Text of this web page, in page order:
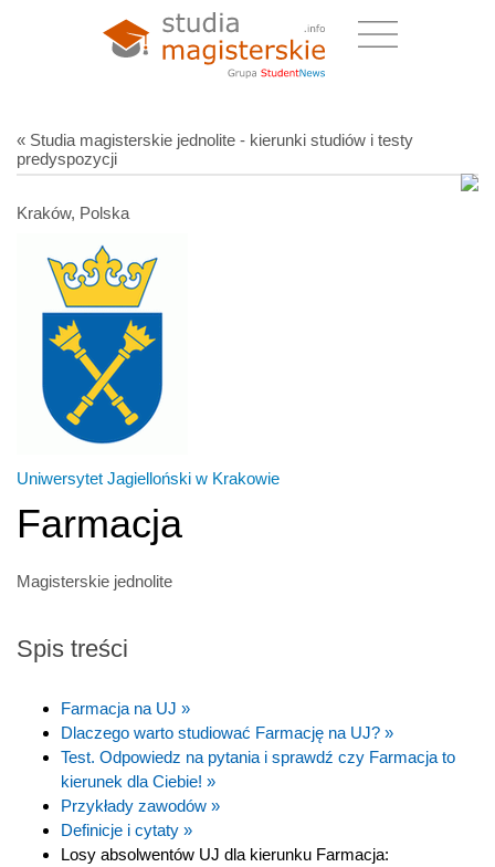
« Studia magisterskie jednolite - kierunki studiów i testy
predyspozycji
Kraków, Polska
Uniwersytet Jagielloński w Krakowie
Farmacja
Magisterskie jednolite
Spis treści
Farmacja na UJ »
Dlaczego warto studiować Farmację na UJ? »
Test. Odpowiedz na pytania i sprawdź czy Farmacja to
kierunek dla Ciebie! »
Przykłady zawodów »
Definicje i cytaty »
Losy absolwentów UJ dla kierunku Farmacja: